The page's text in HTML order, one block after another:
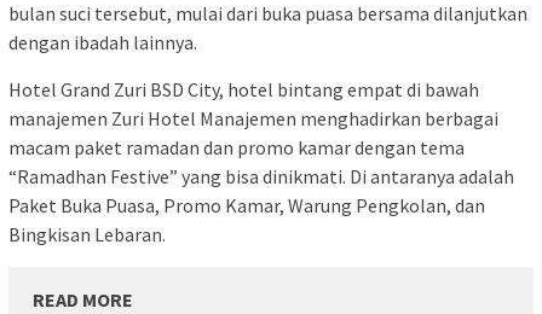
bulan suci tersebut, mulai dari buka puasa bersama dilanjutkan
dengan ibadah lainnya.
Hotel Grand Zuri BSD City, hotel bintang empat di bawah
manajemen Zuri Hotel Manajemen menghadirkan berbagai
macam paket ramadan dan promo kamar dengan tema
“Ramadhan Festive” yang bisa dinikmati. Di antaranya adalah
Paket Buka Puasa, Promo Kamar, Warung Pengkolan, dan
Bingkisan Lebaran.
READ MORE